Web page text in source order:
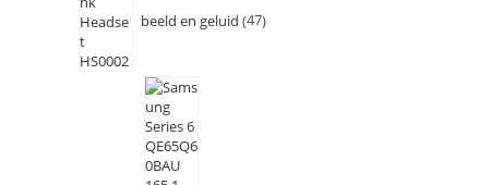
beeld en geluid 47